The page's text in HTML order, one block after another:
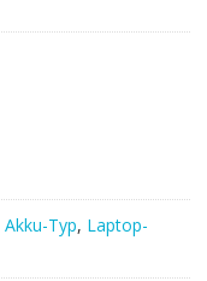
Akku-Typ, Laptop-